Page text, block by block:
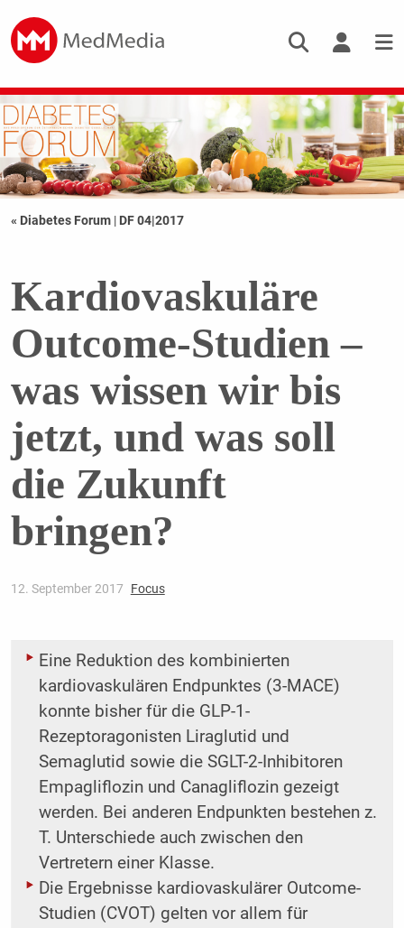
« Diabetes Forum | DF 04|2017
Kardiovaskuläre
Outcome-Studien –
was wissen wir bis
jetzt, und was soll
die Zukunft
bringen?
12. September 2017 Focus
Eine Reduktion des kombinierten
kardiovaskulären Endpunktes (3-MACE)
konnte bisher für die GLP-1-
Rezeptoragonisten Liraglutid und
Semaglutid sowie die SGLT-2-Inhibitoren
Empagliflozin und Canagliflozin gezeigt
werden. Bei anderen Endpunkten bestehen z.
T. Unterschiede auch zwischen den
Vertretern einer Klasse.
Die Ergebnisse kardiovaskulärer Outcome-
Studien (CVOT) gelten vor allem für